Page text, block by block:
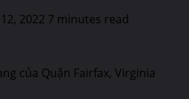
2022 7 minutes read
của Quận Fairfax, Virginia